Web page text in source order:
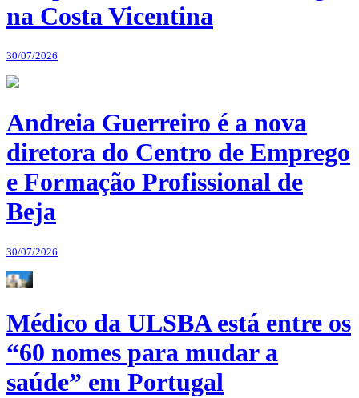
na Costa Vicentina
30/07/2026
Andreia Guerreiro é a nova
diretora do Centro de Emprego
e Formação Profissional de
Beja
30/07/2026
Médico da ULSBA está entre os
“60 nomes para mudar a
saúde” em Portugal